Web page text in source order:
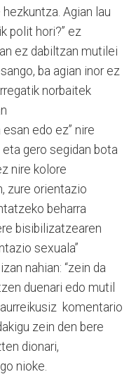
Agian lau
polit hori?” ez
ez dabiltzan mutilei
ba agian inor ez
norbaitek
edo ez” nire
eta gero segidan bota
nire kolore
zure orientazio
beharra
bisibilizatzearen
sexuala”
nahian: “zein da
duenari edo mutil
komentario
zein den bere
dionari,
nioke.